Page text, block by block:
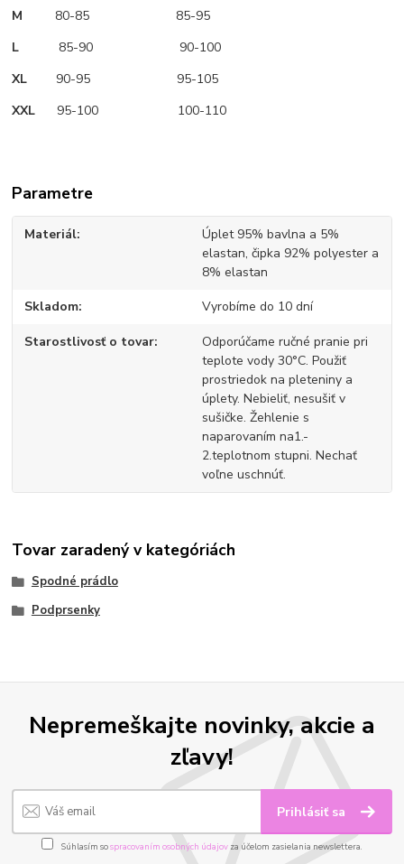
M 80-85 85-95
L 85-90 90-100
XL 90-95 95-105
XXL 95-100 100-110
Parametre
Materiál
Úplet 95% bavlna a 5%
elastan, čipka 92% polyester a
8% elastan
Skladom Vyrobíme do 10 dní
Starostlivosť o tovar
Odporúčame ručné pranie pri
teplote vody 30°C. Použiť
prostriedok na pleteniny a
úplety. Nebieliť, nesušiť v
sušičke. Žehlenie s
naparovaním na1.-
2.teplotnom stupni. Nechať
voľne uschnúť.
Tovar zaradený v kategóriách
Spodné prádlo
Podprsenky
Nepremeškajte novinky, akcie a
zľavy!
Prihlásiť sa
Súhlasím sospracovaním osobných údajov za účelom zasielania newslettera.